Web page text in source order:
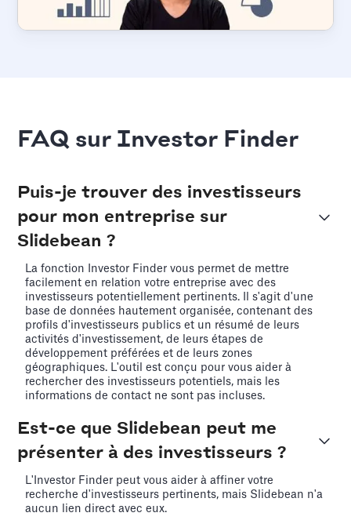
FAQ sur Investor Finder
Puis-je trouver des investisseurs
pour mon entreprise sur
Slidebean ?
La fonction Investor Finder vous permet de mettre
facilement en relation votre entreprise avec des
investisseurs potentiellement pertinents. Il s'agit d'une
base de données hautement organisée, contenant des
profils d'investisseurs publics et un résumé de leurs
activités d'investissement, de leurs étapes de
développement préférées et de leurs zones
géographiques. L'outil est conçu pour vous aider à
rechercher des investisseurs potentiels, mais les
informations de contact ne sont pas incluses.
Est-ce que Slidebean peut me
présenter à des investisseurs ?
L'Investor Finder peut vous aider à affiner votre
recherche d'investisseurs pertinents, mais Slidebean n'a
aucun lien direct avec eux.